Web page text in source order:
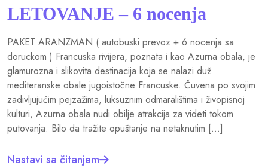
LETOVANJE – 6 nocenja
PAKET ARANZMAN ( autobuski prevoz + 6 nocenja sa
doruckom ) Francuska rivijera, poznata i kao Azurna obala, je
glamurozna i slikovita destinacija koja se nalazi duž
mediteranske obale jugoistočne Francuske. Čuvena po svojim
zadivljujućim pejzažima, luksuznim odmaralištima i živopisnoj
kulturi, Azurna obala nudi obilje atrakcija za videti tokom
putovanja. Bilo da tražite opuštanje na netaknutim […]
Nastavi sa čitanjem